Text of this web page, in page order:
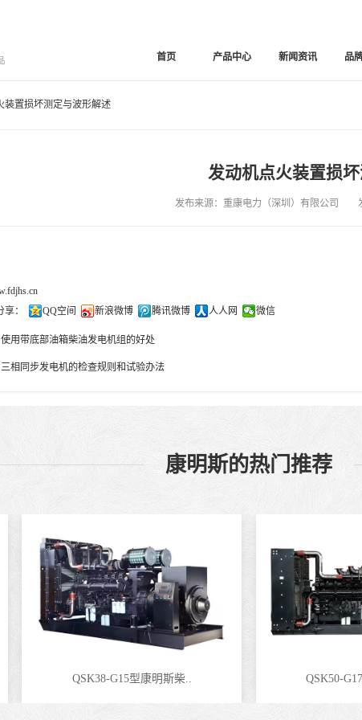
首页 产品中心 新闻资讯 品
装置损坏测定与波形解述
发动机点火装置损
发布来源：重康电力（深圳）有限公司
享：
QQ空间 新浪微博 腾讯微博 人人网 微信
使用带底部油箱柴油发电机组的好处
三相同步发电机的检查规则和试验办法
康明斯的热门推荐
QSK38-G15型康明斯柴.. QSK50-